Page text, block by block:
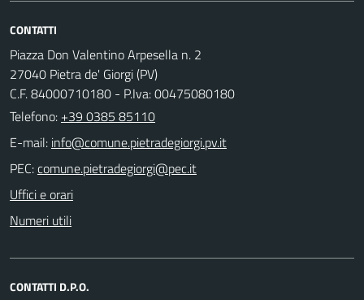
CONTATTI
Piazza Don Valentino Arpesella n. 2
27040 Pietra de' Giorgi (PV)
C.F. 84000710180 - P.Iva: 00475080180
Telefono: +39 0385 85110
E-mail:
PEC:
Uffici e orari
Numeri utili
CONTATTI D.P.O.